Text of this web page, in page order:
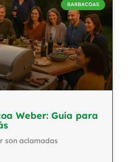
BARBACOAS
Weber: Guía para
son aclamadas